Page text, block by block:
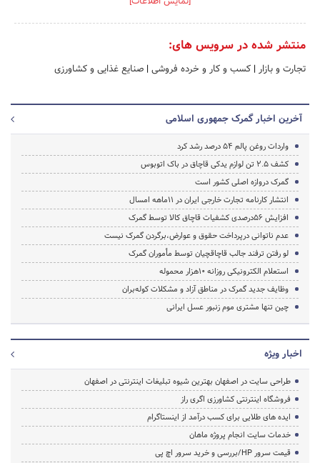
منتشر شده در سرویس های:
تجارت و بازار | کسب و کار و خرده فروشی | صنایع غذایی و کشاورزی
آخرین اخبار گمرک جمهوری اسلامی
واردات روغن پالم ۵۴ درصد رشد کرد
کشف 2.5 تن لوازم یدکی قاچاق در باک اتوبوس
گمرک دروازه اصلی کشور است
انتشار کارنامه تجارت خارجی ایران در 11ماهه امسال
افزایش 56درصدی کشفیات قاچاق کالا توسط گمرک
عدم ناتوانی درپرداخت حقوق و عوارض،برگردن گمرک نیست
لو رفتن ترفند جالب قاچاقچیان توسط مأموران گمرک
استعلام الکترونیکی روزانه 10هزار محموله
وظایف جدید گمرک در مناطق آزاد و مشکلات کوله‌بران
چین تنها مشتری موم زنبور عسل ایرانی
اخبار ویژه
طراحی سایت در اصفهان بهترین شیوه تبلیغات اینترنتی در اصفهان
فروشگاه اینترنتی کشاورزی اگری راز
ایده های طلایی برای کسب درآمد از اینستاگرام
خدمات سایت انجام پروژه ماهان
قیمت سرور HP/بررسی و خرید سرور اچ پی